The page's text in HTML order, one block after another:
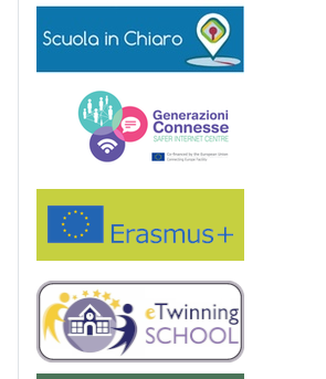
Scuola in
Erasmus+
eTwinning